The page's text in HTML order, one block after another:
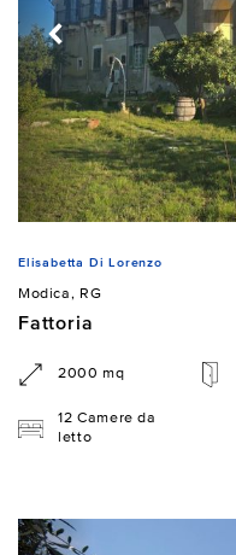
Elisabetta Di Lorenzo
Modica, RG
Fattoria
2000 mq
12 Camere da
letto